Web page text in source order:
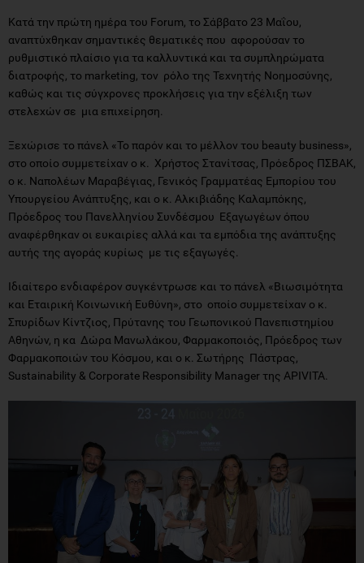
Κατά την πρώτη ημέρα του Forum, το Σάββατο 23 Μαΐου,
αναπτύχθηκαν σημαντικές θεματικές που αφορούσαν το
ρυθμιστικό πλαίσιο για τα καλλυντικά και τα συμπληρώματα
διατροφής, το marketing, τον ρόλο της Τεχνητής Νοημοσύνης,
καθώς και τις σύγχρονες προκλήσεις για την εξέλιξη των
στελεχών σε μια επιχείρηση.
Ξεχώρισε το πάνελ «Το παρόν και το μέλλον του beauty business»,
στο οποίο συμμετείχαν ο κ. Χρήστος Στανίτσας, Πρόεδρος ΠΣΒΑΚ,
ο κ. Ναπολέων Μαραβέγιας, Γενικός Γραμματέας Εμπορίου του
Υπουργείου Ανάπτυξης, και ο κ. Αλκιβιάδης Καλαμπόκης,
Πρόεδρος του Πανελληνίου Συνδέσμου Εξαγωγέων όπου
αναφέρθηκαν οι ευκαιρίες αλλά και τα εμπόδια της ανάπτυξης
αυτής της αγοράς κυρίως με τις εξαγωγές.
Ιδιαίτερο ενδιαφέρον συγκέντρωσε και το πάνελ «Βιωσιμότητα
και Εταιρική Κοινωνική Ευθύνη», στο οποίο συμμετείχαν ο κ.
Σπυρίδων Κίντζιος, Πρύτανης του Γεωπονικού Πανεπιστημίου
Αθηνών, η κα Δώρα Μανωλάκου, Φαρμακοποιός, Πρόεδρος των
Φαρμακοποιών του Κόσμου, και ο κ. Σωτήρης Πάστρας,
Sustainability & Corporate Responsibility Manager της APIVITA.